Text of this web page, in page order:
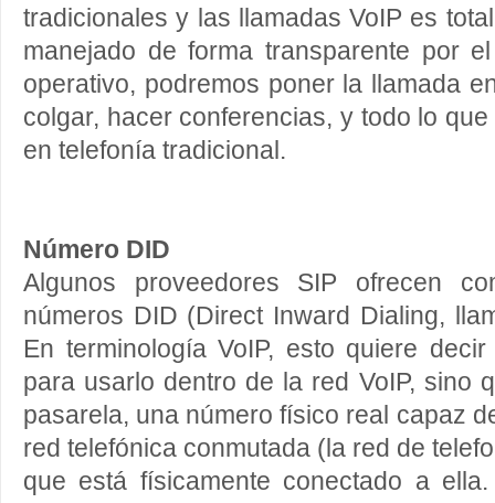
tradicionales y las llamadas VoIP es
manejado de forma transparente por
operativo, podremos poner la llamada
colgar, hacer conferencias, y todo lo
en telefonía tradicional.
Número DID
Algunos proveedores SIP ofrecen
números DID (Direct Inward Dialing,
En terminología VoIP, esto quiere
para usarlo dentro de la red VoIP, sino
pasarela, una número físico real capaz
red telefónica conmutada (la red de
que está físicamente conectado a